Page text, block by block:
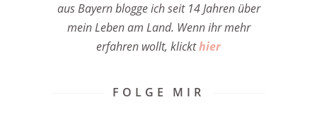
aus Bayern blogge ich seit 14 Jahren über
mein Leben am Land. Wenn ihr mehr
erfahren wollt, klickthier
FOLGE MIR